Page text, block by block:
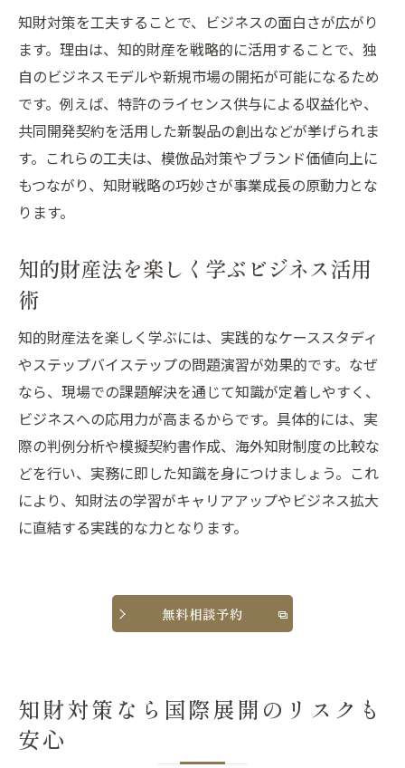
知財対策を工夫することで、ビジネスの面白さが広がり
ます。理由は、知的財産を戦略的に活用することで、独
自のビジネスモデルや新規市場の開拓が可能になるため
です。例えば、特許のライセンス供与による収益化や、
共同開発契約を活用した新製品の創出などが挙げられま
す。これらの工夫は、模倣品対策やブランド価値向上に
もつながり、知財戦略の巧妙さが事業成長の原動力とな
ります。
知的財産法を楽しく学ぶビジネス活用
術
知的財産法を楽しく学ぶには、実践的なケーススタディ
やステップバイステップの問題演習が効果的です。なぜ
なら、現場での課題解決を通じて知識が定着しやすく、
ビジネスへの応用力が高まるからです。具体的には、実
際の判例分析や模擬契約書作成、海外知財制度の比較な
どを行い、実務に即した知識を身につけましょう。これ
により、知財法の学習がキャリアアップやビジネス拡大
に直結する実践的な力となります。
無料相談予約
知財対策なら国際展開のリスクも
安心